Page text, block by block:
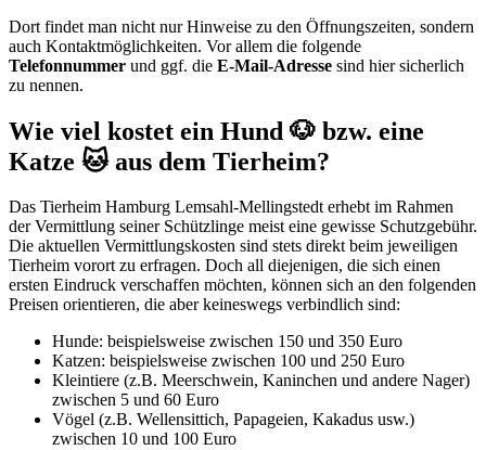
Dort findet man nicht nur Hinweise zu den Öffnungszeiten, sondern
auch Kontaktmöglichkeiten. Vor allem die folgende
Telefonnummer und ggf. die E-Mail-Adresse sind hier sicherlich
zu nennen.
Wie viel kostet ein Hund 🐶 bzw. eine
Katze 🐱 aus dem Tierheim?
Das Tierheim Hamburg Lemsahl-Mellingstedt erhebt im Rahmen
der Vermittlung seiner Schützlinge meist eine gewisse Schutzgebühr.
Die aktuellen Vermittlungskosten sind stets direkt beim jeweiligen
Tierheim vorort zu erfragen. Doch all diejenigen, die sich einen
ersten Eindruck verschaffen möchten, können sich an den folgenden
Preisen orientieren, die aber keineswegs verbindlich sind:
Hunde: beispielsweise zwischen 150 und 350 Euro
Katzen: beispielsweise zwischen 100 und 250 Euro
Kleintiere (z.B. Meerschwein, Kaninchen und andere Nager)
zwischen 5 und 60 Euro
Vögel (z.B. Wellensittich, Papageien, Kakadus usw.)
zwischen 10 und 100 Euro